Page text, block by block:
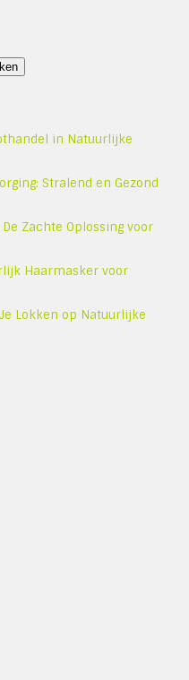
in Natuurlijke
Stralend en Gezond
Zachte Oplossing voor
Haarmasker voor
Lokken op Natuurlijke